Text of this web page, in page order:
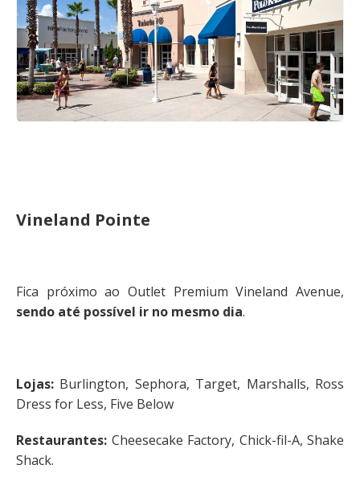
Vineland Pointe
Fica próximo ao Outlet Premium Vineland Avenue,
sendo até possível ir no mesmo dia.
Lojas: Burlington, Sephora, Target, Marshalls, Ross
Dress for Less, Five Below
Restaurantes: Cheesecake Factory, Chick-fil-A, Shake
Shack.